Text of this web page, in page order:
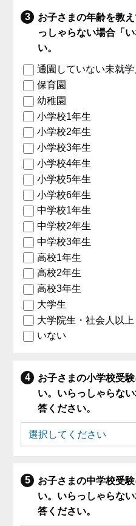
お子さまの年齢を教
っしゃらない場合「
い。
通園していない未就学
保育園
幼稚園
小学校1年生
小学校2年生
小学校3年生
小学校4年生
小学校5年生
小学校6年生
中学校1年生
中学校2年生
中学校3年生
高校1年生
高校2年生
高校3年生
大学生
大学院生・社会人以上
いない
お子さまの小学校受
い。いらっしゃらな
答ください。
お子さまの中学校受
い。いらっしゃらな
答ください。